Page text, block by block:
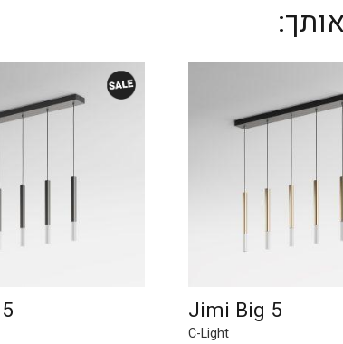
Jimi Big 5
C-Light